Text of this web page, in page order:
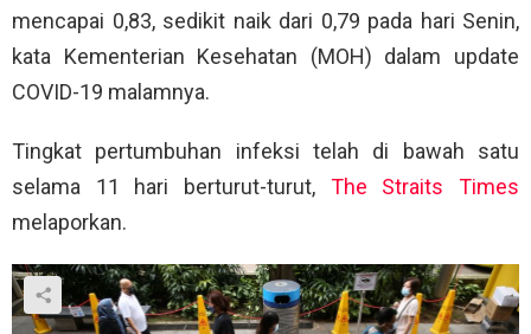
mencapai 0,83, sedikit naik dari 0,79 pada hari Senin,
kata Kementerian Kesehatan (MOH) dalam update
COVID-19 malamnya.
Tingkat pertumbuhan infeksi telah di bawah satu
selama 11 hari berturut-turut, The Straits Times
melaporkan.